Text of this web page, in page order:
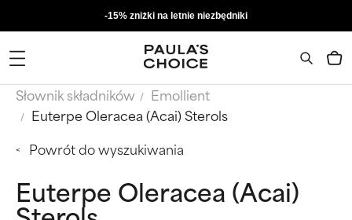
-15% zniżki na letnie niezbędniki
Słownik składników
Emollient
Euterpe Oleracea (Acai) Sterols
Powrót do wyszukiwania
Euterpe Oleracea (Acai)